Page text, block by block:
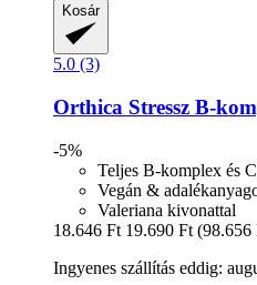
Kosár
5.0 (3)
Orthica Stressz B-​
-5%
Teljes B-komplex és
Vegán &
Valeriana kivonattal
18.646 Ft 19.690 Ft (98.656
Ingyenes szállítás eddig: